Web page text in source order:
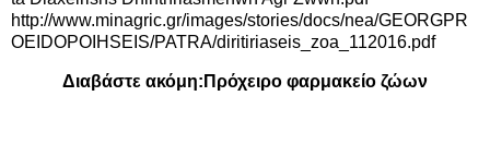
http://www.minagric.gr/images/stories/docs/nea/GEORGPR
OEIDOPOIHSEIS/PATRA/diritiriaseis_zoa_112016.pdf
Διαβάστε ακόμη: Πρόχειρο φαρμακείο ζώων